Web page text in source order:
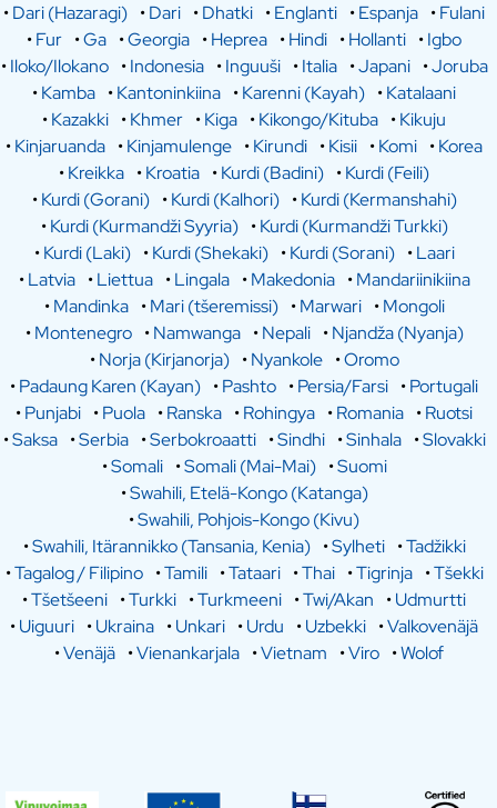
•Dari (Hazaragi) •Dari •Dhatki •Englanti •Espanja •Fulani
•Fur •Ga •Georgia •Heprea •Hindi •Hollanti •Igbo
•Iloko/Ilokano •Indonesia •Inguuši •Italia •Japani •Joruba
•Kamba •Kantoninkiina •Karenni (Kayah) •Katalaani
•Kazakki •Khmer •Kiga •Kikongo/Kituba •Kikuju
•Kinjaruanda •Kinjamulenge •Kirundi •Kisii •Komi •Korea
•Kreikka •Kroatia •Kurdi (Badini) •Kurdi (Feili)
•Kurdi (Gorani) •Kurdi (Kalhori) •Kurdi (Kermanshahi)
•Kurdi (Kurmandži Syyria) •Kurdi (Kurmandži Turkki)
•Kurdi (Laki) •Kurdi (Shekaki) •Kurdi (Sorani) •Laari
•Latvia •Liettua •Lingala •Makedonia •Mandariinikiina
•Mandinka •Mari (tšeremissi) •Marwari •Mongoli
•Montenegro •Namwanga •Nepali •Njandža (Nyanja)
•Norja (Kirjanorja) •Nyankole •Oromo
•Padaung Karen (Kayan) •Pashto •Persia/Farsi •Portugali
•Punjabi •Puola •Ranska •Rohingya •Romania •Ruotsi
•Saksa •Serbia •Serbokroaatti •Sindhi •Sinhala •Slovakki
•Somali •Somali (Mai-Mai) •Suomi
•Swahili, Etelä-Kongo (Katanga)
•Swahili, Pohjois-Kongo (Kivu)
•Swahili, Itärannikko (Tansania, Kenia) •Sylheti •Tadžikki
•Tagalog / Filipino •Tamili •Tataari •Thai •Tigrinja •Tšekki
•Tšetšeeni •Turkki •Turkmeeni •Twi/Akan •Udmurtti
•Uiguuri •Ukraina •Unkari •Urdu •Uzbekki •Valkovenäjä
•Venäjä •Vienankarjala •Vietnam •Viro •Wolof